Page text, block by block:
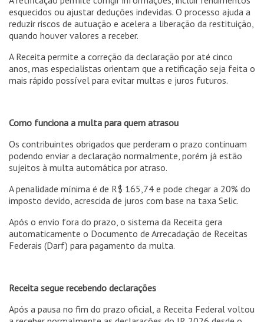
esquecidos ou ajustar deduções indevidas. O processo ajuda a
reduzir riscos de autuação e acelera a liberação da restituição,
quando houver valores a receber.
A Receita permite a correção da declaração por até cinco
anos, mas especialistas orientam que a retificação seja feita o
mais rápido possível para evitar multas e juros futuros.
Como funciona a multa para quem atrasou
Os contribuintes obrigados que perderam o prazo continuam
podendo enviar a declaração normalmente, porém já estão
sujeitos à multa automática por atraso.
A penalidade mínima é de R$ 165,74 e pode chegar a 20% do
imposto devido, acrescida de juros com base na taxa Selic.
Após o envio fora do prazo, o sistema da Receita gera
automaticamente o Documento de Arrecadação de Receitas
Federais (Darf) para pagamento da multa.
Receita segue recebendo declarações
Após a pausa no fim do prazo oficial, a Receita Federal voltou